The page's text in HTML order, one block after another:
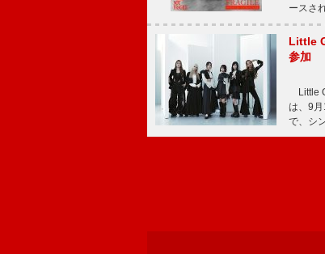
ースさ
Little
参加
Little
は、9
で、シ